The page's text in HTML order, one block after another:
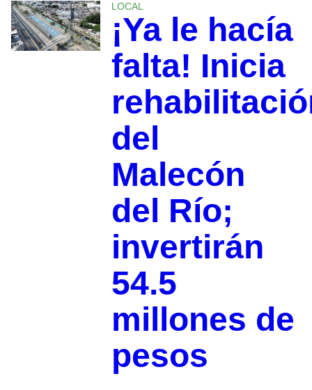
LOCAL
¡Ya le hacía
falta! Inicia
del
Malecón
del Río;
invertirán
54.5
millones de
pesos